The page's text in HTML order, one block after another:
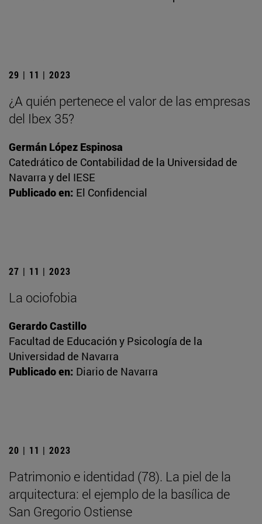
29 | 11 | 2023
¿A quién pertenece el valor de las empresas
del Ibex 35?
Germán López Espinosa
Catedrático de Contabilidad de la Universidad de
Navarra y del IESE
Publicado en: El Confidencial
27 | 11 | 2023
La ociofobia
Gerardo Castillo
Facultad de Educación y Psicología de la
Universidad de Navarra
Publicado en: Diario de Navarra
20 | 11 | 2023
Patrimonio e identidad (78). La piel de la
arquitectura: el ejemplo de la basílica de
San Gregorio Ostiense